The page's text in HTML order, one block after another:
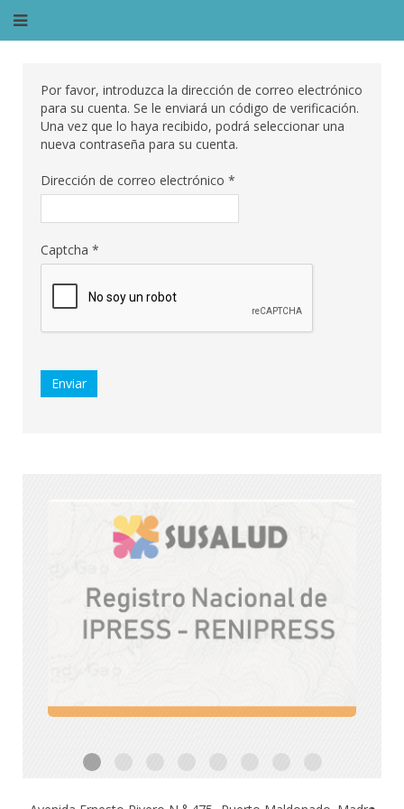
Por favor, introduzca la dirección de correo electrónico
para su cuenta. Se le enviará un código de verificación.
Una vez que lo haya recibido, podrá seleccionar una
nueva contraseña para su cuenta.
Dirección de correo electrónico *
Captcha *
Enviar